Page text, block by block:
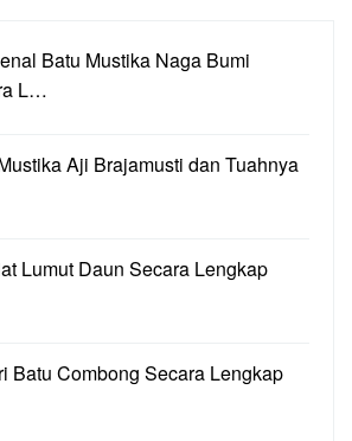
Batu Mustika Naga Bumi
L…
Aji Brajamusti dan Tuahnya
Lumut Daun Secara Lengkap
Batu Combong Secara Lengkap